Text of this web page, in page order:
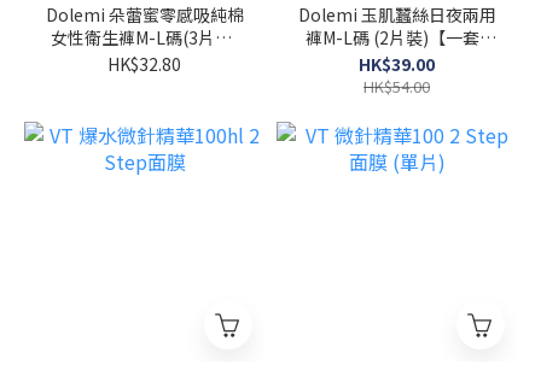
Dolemi 朵蕾蜜零感吸純棉
女性衛生褲M-L碼(3片裝)
【一套3包】
HK$32.80
Dolemi 玉肌蠶絲日夜兩用
褲M-L碼 (2片裝)【一套5
包】
HK$39.00
HK$54.00